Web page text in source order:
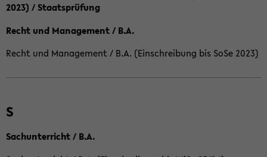
2023) / Staatsprüfung
Recht und Management / B.A.
Recht und Management / B.A. (Einschreibung bis SoSe 2023)
S
Sachunterricht / B.A.